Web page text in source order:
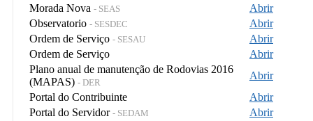
Morada Nova - SEAS
Abrir
Observatorio - SESDEC
Abrir
Ordem de Serviço - SESAU
Abrir
Ordem de Serviço
Abrir
Plano anual de manutenção de Rodovias 2016
(MAPAS) - DER
Abrir
Portal do Contribuinte
Abrir
Portal do Servidor - SEDAM
Abrir